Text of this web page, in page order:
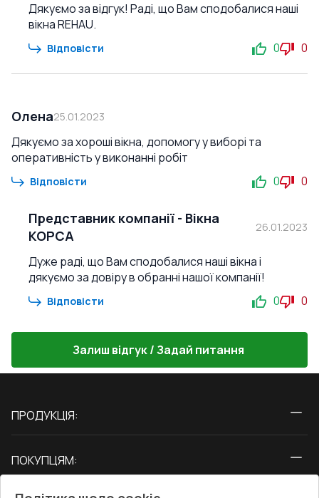
Дякуємо за відгук! Раді, що Вам сподобалися наші
вікна REHAU.
Відповісти 0 0
Олена25.01.2023
Дякуємо за хороші вікна, допомогу у виборі та
оперативність у виконанні робіт
Відповісти 0 0
Представник компанії - Вікна
КОРСА
26.01.2023
Дуже раді, що Вам сподобалися наші вікна і
дякуємо за довіру в обранні нашої компанії!
Відповісти 0 0
Залиш відгук / Задай питання
ПРОДУКЦІЯ:
Двері
ПОКУПЦЯМ: